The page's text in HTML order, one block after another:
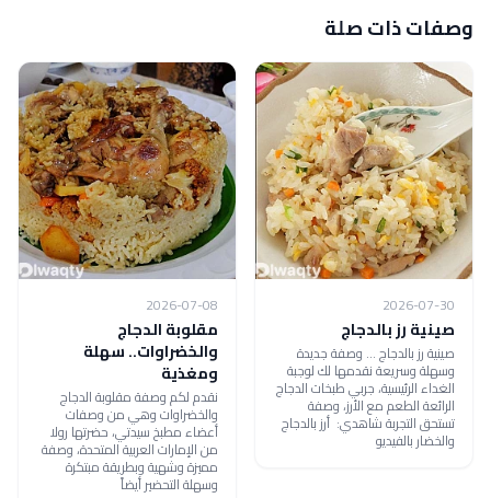
وصفات ذات صلة
2026-07-30
صينية رز بالدجاج
صينية رز بالدجاج ... وصفة جديدة
وسهلة وسريعة نقدمها لك لوجبة
الغداء الرئيسية، جربي طبخات الدجاج
الرائعة الطعم مع الأرز، وصفة
تستحق التجربة شاهدي: أرز بالدجاج
والخضار بالفيديو
2026-07-08
مقلوبة الدجاج
والخضراوات.. سهلة
ومغذية
نقدم لكم وصفة مقلوبة الدجاج
والخضراوات وهي من وصفات
أعضاء مطبخ سيدتي، حضرتها رولا
من الإمارات العربية المتحدة، وصفة
مميزة وشهية وبطريقة مبتكرة
وسهلة التحضير أيضاً